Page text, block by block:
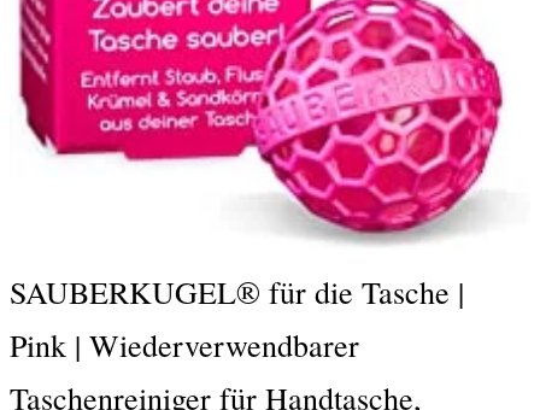
SAUBERKUGEL® für die Tasche |
Pink | Wiederverwendbarer
Taschenreiniger für Handtasche,